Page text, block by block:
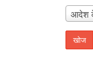
आदेश के
खोज